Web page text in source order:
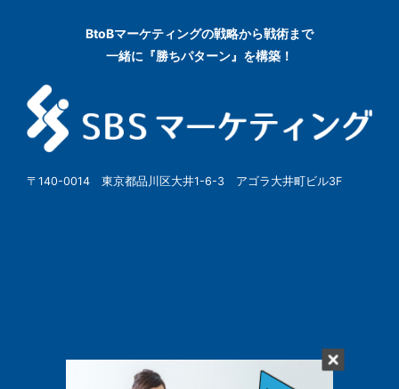
BtoBマーケティングの戦略から戦術まで
一緒に『勝ちパターン』を構築！
〒140-0014 東京都品川区大井1-6-3 アゴラ大井町ビル3F